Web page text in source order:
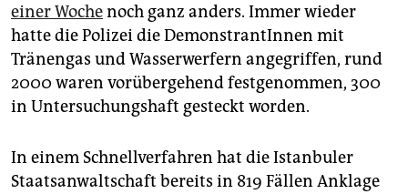
einer Wochenoch ganz anders. Immer wieder
hatte die Polizei die DemonstrantInnen mit
Tränengas und Wasserwerfern angegriffen, rund
2000 waren vorübergehend festgenommen, 300
in Untersuchungshaft gesteckt worden.
In einem Schnellverfahren hat die Istanbuler
Staatsanwaltschaft bereits in 819 Fällen Anklage